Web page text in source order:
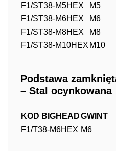
F1/ST38-M5HEX
M5
F1/ST38-M6HEX
M6
F1/ST38-M8HEX
M8
F1/ST38-M10HEX M10
Podstawa
– Stal ocynkowana
KOD BIGHEADGWINT
F1/T38-M6HEX M6